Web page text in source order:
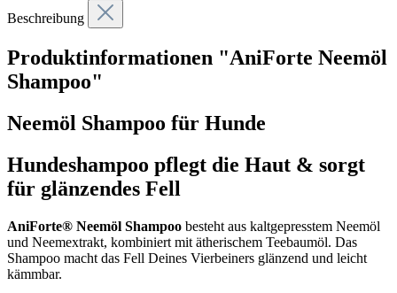
Beschreibung
Produktinformationen "AniForte Neemöl
Shampoo"
Neemöl Shampoo für Hunde
Hundeshampoo pflegt die Haut & sorgt
für glänzendes Fell
AniForte® Neemöl Shampoo besteht aus kaltgepresstem Neemöl
und Neemextrakt, kombiniert mit ätherischem Teebaumöl. Das
Shampoo macht das Fell Deines Vierbeiners glänzend und leicht
kämmbar.